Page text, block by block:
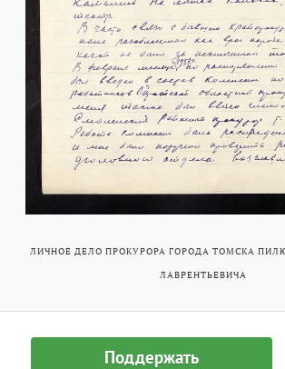
ЛИЧНОЕ ДЕЛО ПРОКУРОРА ГОРОДА ТОМСКА
ЛАВРЕНТЬЕВИЧА
Поддержать